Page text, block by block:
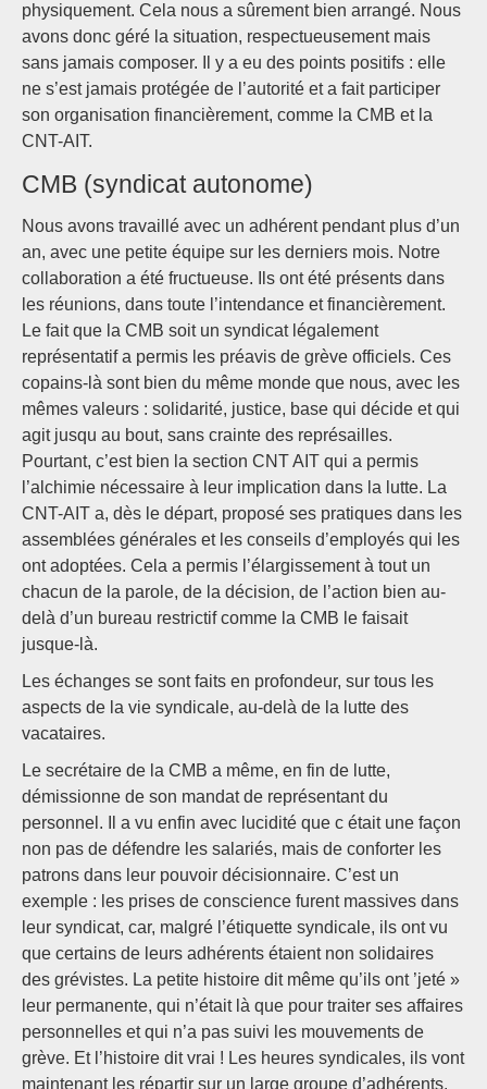
physiquement. Cela nous a sûrement bien arrangé. Nous
avons donc géré la situation, respectueusement mais
sans jamais composer. Il y a eu des points positifs : elle
ne s’est jamais protégée de l’autorité et a fait participer
son organisation financièrement, comme la CMB et la
CNT-AIT.
CMB (syndicat autonome)
Nous avons travaillé avec un adhérent pendant plus d’un
an, avec une petite équipe sur les derniers mois. Notre
collaboration a été fructueuse. Ils ont été présents dans
les réunions, dans toute l’intendance et financièrement.
Le fait que la CMB soit un syndicat légalement
représentatif a permis les préavis de grève officiels. Ces
copains-là sont bien du même monde que nous, avec les
mêmes valeurs : solidarité, justice, base qui décide et qui
agit jusqu au bout, sans crainte des représailles.
Pourtant, c’est bien la section CNT AIT qui a permis
l’alchimie nécessaire à leur implication dans la lutte. La
CNT-AIT a, dès le départ, proposé ses pratiques dans les
assemblées générales et les conseils d’employés qui les
ont adoptées. Cela a permis l’élargissement à tout un
chacun de la parole, de la décision, de l’action bien au-
delà d’un bureau restrictif comme la CMB le faisait
jusque-là.
Les échanges se sont faits en profondeur, sur tous les
aspects de la vie syndicale, au-delà de la lutte des
vacataires.
Le secrétaire de la CMB a même, en fin de lutte,
démissionne de son mandat de représentant du
personnel. Il a vu enfin avec lucidité que c était une façon
non pas de défendre les salariés, mais de conforter les
patrons dans leur pouvoir décisionnaire. C’est un
exemple : les prises de conscience furent massives dans
leur syndicat, car, malgré l’étiquette syndicale, ils ont vu
que certains de leurs adhérents étaient non solidaires
des grévistes. La petite histoire dit même qu’ils ont ’jeté »
leur permanente, qui n’était là que pour traiter ses affaires
personnelles et qui n’a pas suivi les mouvements de
grève. Et l’histoire dit vrai ! Les heures syndicales, ils vont
maintenant les répartir sur un large groupe d’adhérents.